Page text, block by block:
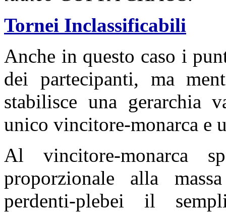
Tornei Inclassificabili
Anche in questo caso i
dei partecipanti, ma
stabilisce una gerarchia
unico vincitore-monarca e
Al vincitore-monarca
proporzionale alla
perdenti-plebei il